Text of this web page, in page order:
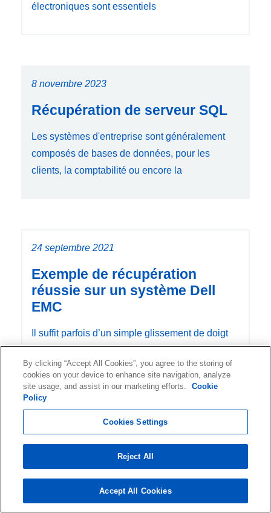
électroniques sont essentiels
8 novembre 2023
Récupération de serveur SQL
Les systèmes d'entreprise sont généralement
composés de bases de données, pour les
clients, la comptabilité ou encore la
24 septembre 2021
Exemple de récupération
réussie sur un système Dell
EMC
Il suffit parfois d’un simple glissement de doigt
lors de l'exécution d'une commande pour que
des données critiques disp
27 avril 2018
L'instruction UNMAP peut
entraîner des pertes de
données
By clicking “Accept All Cookies”, you agree to the storing of
cookies on your device to enhance site navigation, analyze
site usage, and assist in our marketing efforts.
Cookie
Policy
Cookies Settings
Reject All
Accept All Cookies